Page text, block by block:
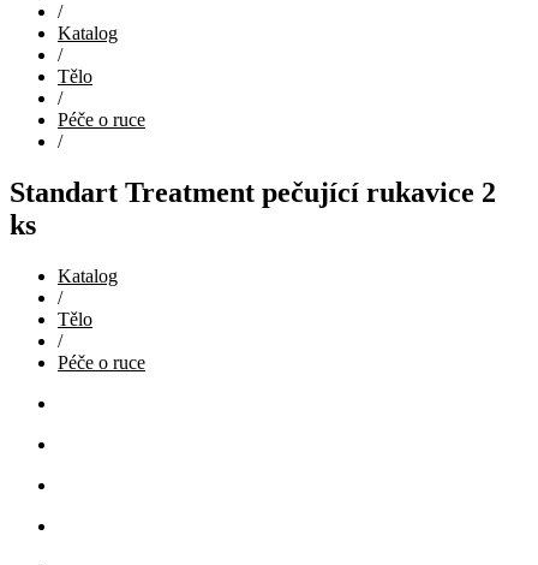
/
Katalog
/
Tělo
/
Péče o ruce
/
Standart Treatment pečující rukavice 2
ks
Katalog
/
Tělo
/
Péče o ruce